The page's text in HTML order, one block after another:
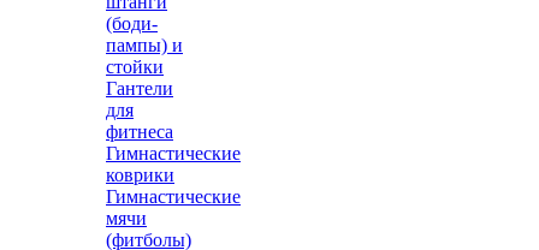
(боди-
пампы) и
стойки
Гантели
для
фитнеса
Гимнастические
коврики
Гимнастические
мячи
(фитболы)